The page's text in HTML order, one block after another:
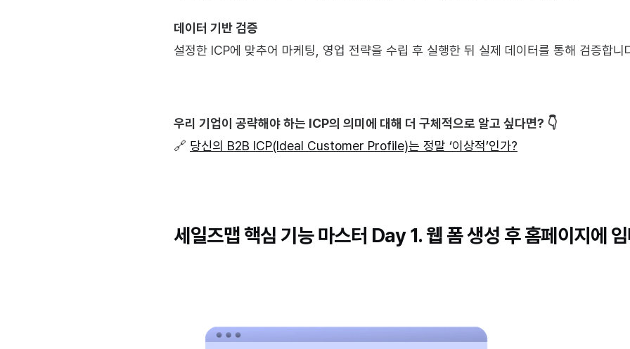
데이터 기반 검증
설정한 ICP에 맞추어 마케팅, 영업 전략을 수립 후 실행한 뒤 실제 데이터를 통해 검증합니
우리 기업이 공략해야 하는 ICP의 의미에 대해 더 구체적으로 알고 싶다면? 👇
🔗 당신의 B2B ICP(Ideal Customer Profile)는 정말 ‘이상적’인가?
세일즈맵 핵심 기능 마스터 Day 1. 웹 폼 생성 후 홈페이지에